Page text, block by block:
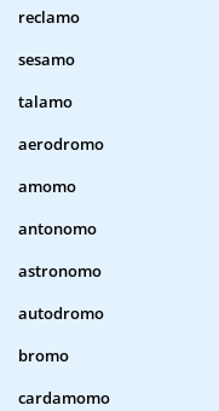
reclamo
sesamo
talamo
aerodromo
amomo
antonomo
astronomo
autodromo
bromo
cardamomo